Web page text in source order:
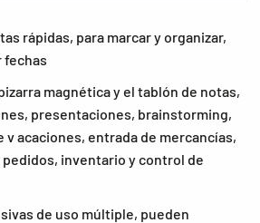
rápidas, para marcar y organizar,
fechas
magnética y el tablón de notas,
presentaciones, brainstorming,
v acaciones, entrada de mercancías,
inventario y control de
de uso múltiple, pueden